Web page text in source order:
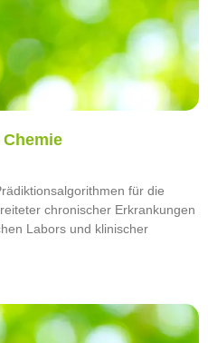
für die
chronischer Erkrankungen
Labors und klinischer